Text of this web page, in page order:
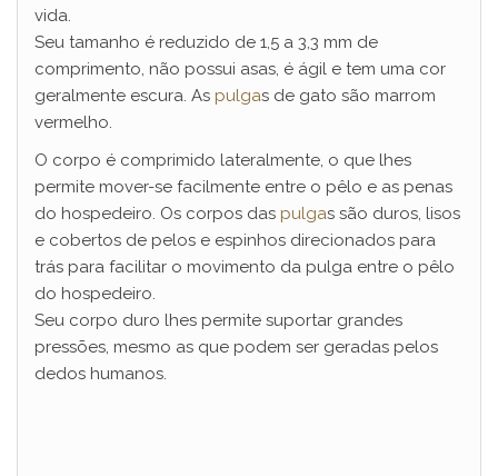
vida.
Seu tamanho é reduzido de 1,5 a 3,3 mm de
comprimento, não possui asas, é ágil e tem uma cor
geralmente escura. As pulgas de gato são marrom
vermelho.
O corpo é comprimido lateralmente, o que lhes
permite mover-se facilmente entre o pêlo e as penas
do hospedeiro. Os corpos das pulgas são duros, lisos
e cobertos de pelos e espinhos direcionados para
trás para facilitar o movimento da pulga entre o pêlo
do hospedeiro.
Seu corpo duro lhes permite suportar grandes
pressões, mesmo as que podem ser geradas pelos
dedos humanos.